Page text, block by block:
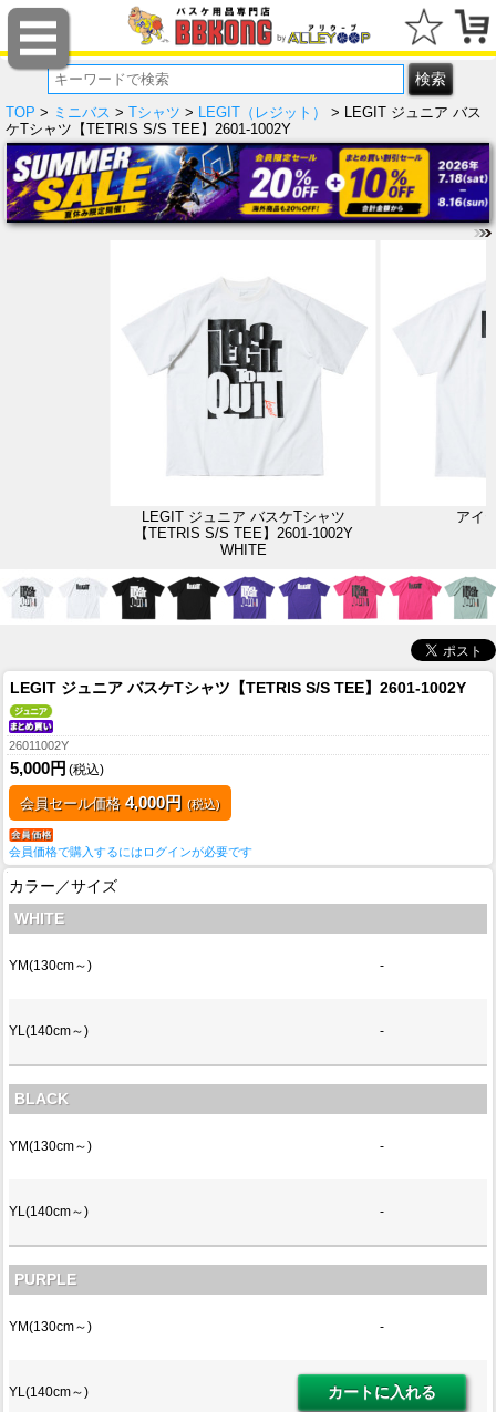
TOP > ミニバス > Tシャツ > LEGIT（レジット）
> LEGIT ジュニア バス
ケTシャツ【TETRIS S/S TEE】2601-1002Y
LEGIT ジュニア バスケTシャツ
【TETRIS S/S TEE】2601-1002Y
WHITE
アイ
LEGIT ジュニア バスケTシャツ【TETRIS S/S TEE】2601-1002Y
26011002Y
5,000円 (税込)
会員セール価格 4,000円 (税込)
会員価格で購入するにはログインが必要です
カラー／サイズ
WHITE
YM(130cm～) -
YL(140cm～) -
BLACK
YM(130cm～) -
YL(140cm～) -
PURPLE
YM(130cm～) -
YL(140cm～)